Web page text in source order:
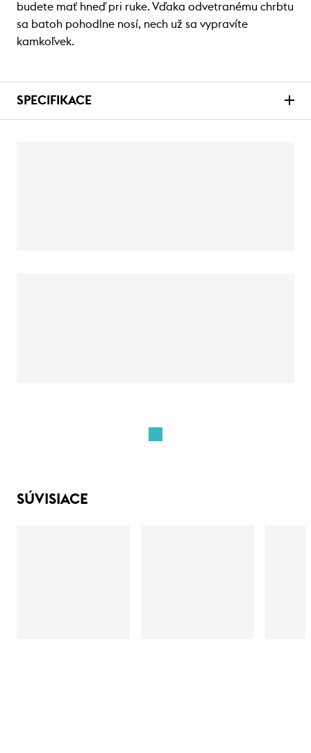
budete mať hneď pri ruke. Vďaka odvetranému chrbtu
sa batoh pohodlne nosí, nech už sa vypravíte
kamkoľvek.
SPECIFIKACE
SÚVISIACE